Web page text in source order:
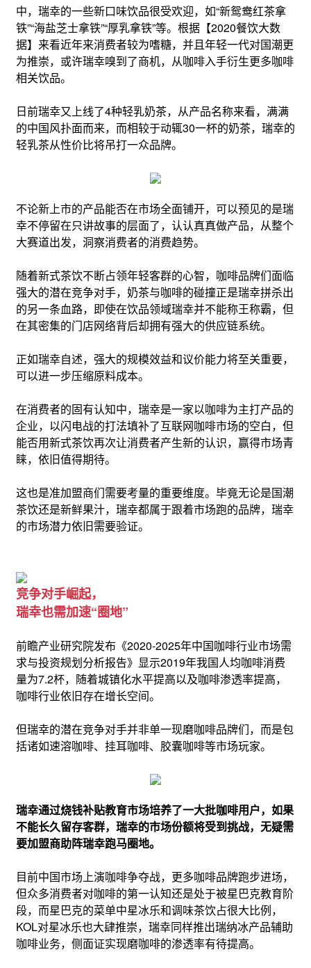
中，瑞幸的一些新口味饮品很受欢迎，如“新鸳鸯红茶拿
铁”“海盐芝士拿铁”“厚乳拿铁”等。根据【2020餐饮大数
据】来看近年来消费者较为嗜糖，并且年轻一代对国潮更
为推崇，或许瑞幸嗅到了商机，从咖啡入手衍生更多咖啡
相关饮品。
日前瑞幸又上线了4种轻乳奶茶，从产品名称来看，满满
的中国风扑面而来，而相较于动辄30一杯的奶茶，瑞幸的
轻乳茶从性价比将吊打一众品牌。
不论新上市的产品能否在市场全面铺开，可以预见的是瑞
幸不停留在只讲故事的层面了，认认真真做产品，从整个
大赛道出发，洞察消费者的消费趋势。
随着新式茶饮不断占领年轻客群的心智，咖啡品牌们面临
强大的潜在竞争对手，奶茶与咖啡的碰撞正是瑞幸拼杀出
的另一条血路，即使在饮品领域瑞幸并不能称王称霸，但
在其密集的门店网络背后却拥有强大的供应链系统。
正如瑞幸自述，强大的规模效益和议价能力将至关重要，
可以进一步压缩原料成本。
在消费者的固有认知中，瑞幸是一家以咖啡为主打产品的
企业，以闪电战的打法填补了互联网咖啡市场的空白，但
能否用新式茶饮再次让消费者产生新的认识，赢得市场青
睐，依旧值得期待。
这也是准加盟商们需要考量的重要维度。毕竟无论是国潮
茶饮还是新鲜果汁，瑞幸都属于跟着市场跑的品牌，瑞幸
的市场潜力依旧需要验证。
竞争对手崛起，
瑞幸也需加速“圈地”
前瞻产业研究院发布《2020-2025年中国咖啡行业市场需
求与投资规划分析报告》显示2019年我国人均咖啡消费
量为7.2杯，随着城镇化水平提高以及咖啡渗透率提高，
咖啡行业依旧存在增长空间。
但瑞幸的潜在竞争对手并非单一现磨咖啡品牌们，而是包
括诸如速溶咖啡、挂耳咖啡、胶囊咖啡等市场玩家。
瑞幸通过烧钱补贴教育市场培养了一大批咖啡用户， 如果
不能长久留存客群，瑞幸的市场份额将受到挑战，无疑需
要加盟商助阵瑞幸跑马圈地。
目前中国市场上演咖啡争夺战，更多咖啡品牌跑步进场，
但众多消费者对咖啡的第一认知还是处于被星巴克教育阶
段，而星巴克的菜单中星冰乐和调味茶饮占很大比例，
KOL对星冰乐也大肆推崇，瑞幸同样推出瑞纳冰产品辅助
咖啡业务，侧面证实现磨咖啡的渗透率有待提高。